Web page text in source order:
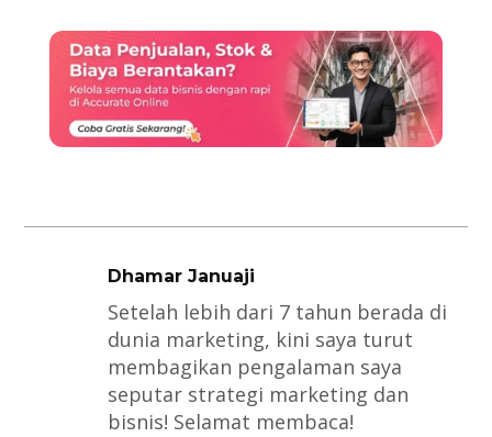
Dhamar Januaji
Setelah lebih dari 7 tahun berada di
dunia marketing, kini saya turut
membagikan pengalaman saya
seputar strategi marketing dan
bisnis! Selamat membaca!